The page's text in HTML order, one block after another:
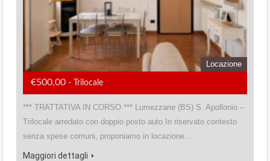
Locazione
€500,00 - Trilocale
*** TRATTATIVA IN CORSO *** Lumezzane (BS) S. Apollonio –
Trilocale arredato con doppio posto auto In riservato contesto
senza spese comuni, proponiamo in locazione…
Maggiori dettagli